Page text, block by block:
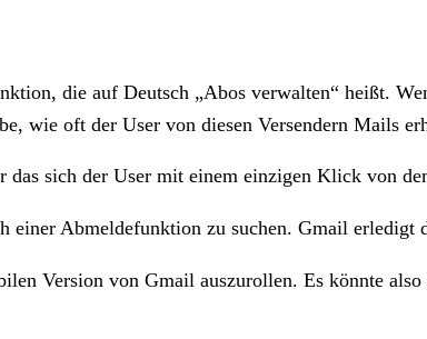
die auf Deutsch „Abos verwalten“ heißt.
wie oft der User von diesen Versendern Mails
sich der User mit einem einzigen Klick von
Abmeldefunktion zu suchen. Gmail
Version von Gmail auszurollen. Es könnte